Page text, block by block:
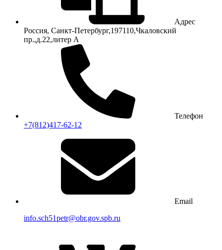
Адрес
Россия, Санкт-Петербург,197110,Чкаловский
пр.,д.22,литер А
Телефон
+7(812)417-62-12
Email
info.sch51petr@obr.gov.spb.ru